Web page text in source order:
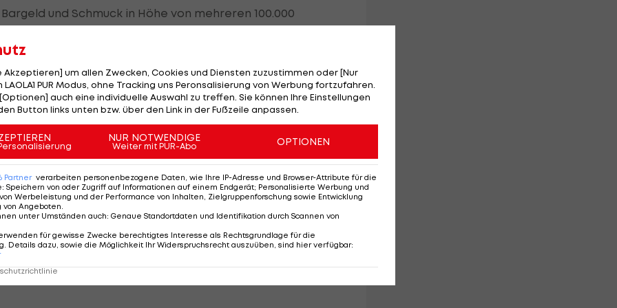
und Schmuck in Höhe von mehreren 100.000
Auch ein älteres Ehepaar aus Stuttgart sowie ein
den Räubern zum Opfer gefallen sein.
von Michael Schumacher einen Namen gemacht.
F1-
Ex-Weltmeister
warnt: "Formel 1-DNA
darf nicht verloren
gehen"
Akzeptieren] um allen Zwecken, Cookies und Diensten zuzustimmen oder [Nur
PUR Modus, ohne Tracking uns Peronsalisierung von Werbung fortzufahren.
auch eine individuelle Auswahl zu treffen. Sie können Ihre Einstellungen
Button links unten bzw. über den Link in der Fußzeile anpassen.
NUR NOTWENDIGE
Weiter mit PUR-Abo OPTIONEN
Partner verarbeiten personenbezogene Daten, wie Ihre IP-Adresse und Browser-Attribute für die
: Speichern von oder Zugriff auf Informationen auf einem Endgerät; Personalisierte Werbung und
Werbeleistung und der Performance von Inhalten, Zielgruppenforschung sowie Entwicklung
von Angeboten.
unter Umständen auch: Genaue Standortdaten und Identifikation durch Scannen von
für gewisse Zwecke berechtigtes Interesse als Rechtsgrundlage für die
Details dazu, sowie die Möglichkeit Ihr Widerspruchsrecht auszuüben, sind hier verfügbar: